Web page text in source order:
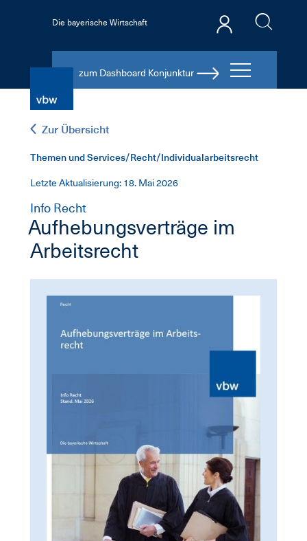
Die bayerische Wirtschaft
zum Dashboard Konjunktur
Zur Übersicht
Themen und Services/Recht/Individualarbeitsrecht
Letzte Aktualisierung: 18. Mai 2026
Info Recht
Aufhebungsverträge im
Arbeitsrecht